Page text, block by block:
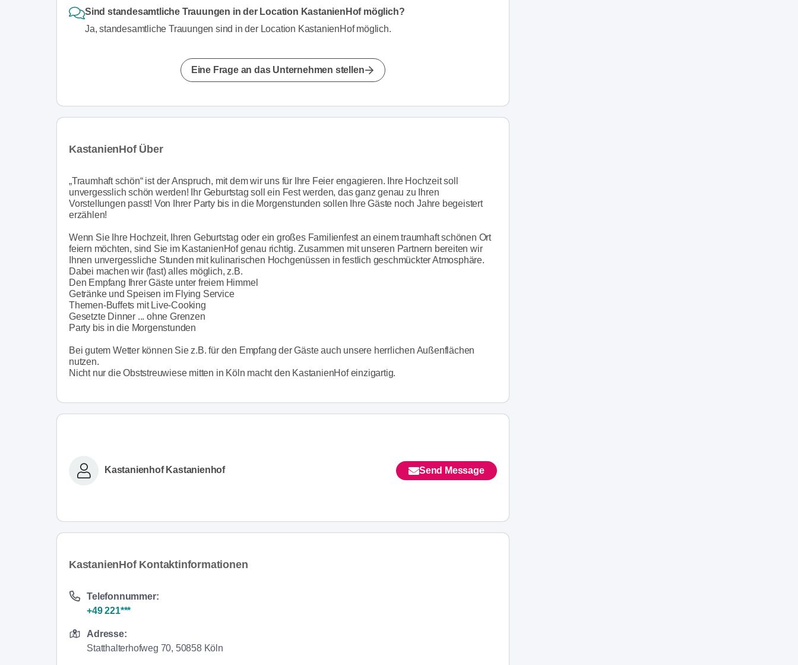
Sind standesamtliche Trauungen in der Location KastanienHof möglich?
Ja, standesamtliche Trauungen sind in der Location KastanienHof möglich.
Eine Frage an das Unternehmen stellen
KastanienHof Über
„Traumhaft schön“ ist der Anspruch, mit dem wir uns für Ihre Feier engagieren. Ihre Hochzeit soll
unvergesslich schön werden! Ihr Geburtstag soll ein Fest werden, das ganz genau zu Ihren
Vorstellungen passt! Von Ihrer Party bis in die Morgenstunden sollen Ihre Gäste noch Jahre begeistert
erzählen!
Wenn Sie Ihre Hochzeit, Ihren Geburtstag oder ein großes Familienfest an einem traumhaft schönen Ort
feiern möchten, sind Sie im KastanienHof genau richtig. Zusammen mit unseren Partnern bereiten wir
Ihnen unvergessliche Stunden mit kulinarischen Hochgenüssen in festlich geschmückter Atmosphäre.
Dabei machen wir (fast) alles möglich, z.B.
Den Empfang Ihrer Gäste unter freiem Himmel
Getränke und Speisen im Flying Service
Themen-Buffets mit Live-Cooking
Gesetzte Dinner ... ohne Grenzen
Party bis in die Morgenstunden
Bei gutem Wetter können Sie z.B. für den Empfang der Gäste auch unsere herrlichen Außenflächen
nutzen.
Nicht nur die Obststreuwiese mitten in Köln macht den KastanienHof einzigartig.
Kastanienhof Kastanienhof Send Message
KastanienHof Kontaktinformationen
Telefonnummer:
+49 221***
Adresse:
Statthalterhofweg 70, 50858 Köln